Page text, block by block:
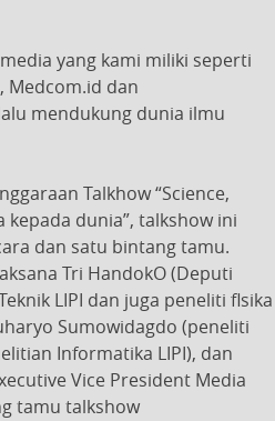
yang kami miliki seperti
Medcom.id dan
mendukung dunia ilmu
Talkhow “Science,
dunia”, talkshow ini
dan satu bintang tamu.
Tri HandokO (Deputi
LIPI dan juga peneliti flsika
Sumowidagdo (peneliti
Informatika LIPI), dan
Vice President Media
tamu talkshow